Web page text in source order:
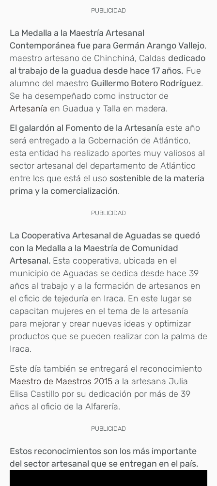
PUBLICIDAD
La Medalla a la Maestría Artesanal
Contemporánea fue para Germán Arango Vallejo,
maestro artesano de Chinchiná, Caldas dedicado
al trabajo de la guadua desde hace 17 años. Fue
alumno del maestro Guillermo Botero Rodríguez.
Se ha desempeñado como instructor de
Artesanía en Guadua y Talla en madera.
El galardón al Fomento de la Artesanía este año
será entregado a la Gobernación de Atlántico,
esta entidad ha realizado aportes muy valiosos al
sector artesanal del departamento de Atlántico
entre los que está el uso sostenible de la materia
prima y la comercialización.
PUBLICIDAD
La Cooperativa Artesanal de Aguadas se quedó
con la Medalla a la Maestría de Comunidad
Artesanal. Esta cooperativa, ubicada en el
municipio de Aguadas se dedica desde hace 39
años al trabajo y a la formación de artesanos en
el oficio de tejeduría en Iraca. En este lugar se
capacitan mujeres en el tema de la artesanía
para mejorar y crear nuevas ideas y optimizar
productos que se pueden realizar con la palma de
Iraca.
Este día también se entregará el reconocimiento
Maestro de Maestros 2015 a la artesana Julia
Elisa Castillo por su dedicación por más de 39
años al oficio de la Alfarería.
PUBLICIDAD
Estos reconocimientos son los más importante
del sector artesanal que se entregan en el país.